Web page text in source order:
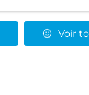
Voir